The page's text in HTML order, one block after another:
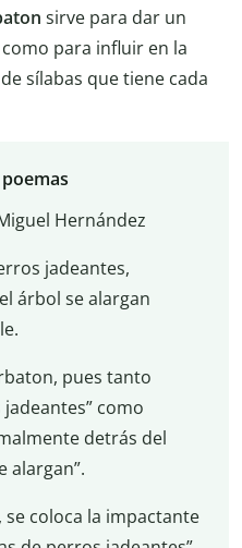
sirve para dar un
para influir en la
sílabas que tiene cada
Hernández
jadeantes,
árbol se alargan
pues tanto
como
detrás del
alargan”.
coloca la impactante